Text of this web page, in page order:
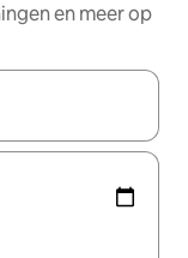
en meer op
maak je een keuze